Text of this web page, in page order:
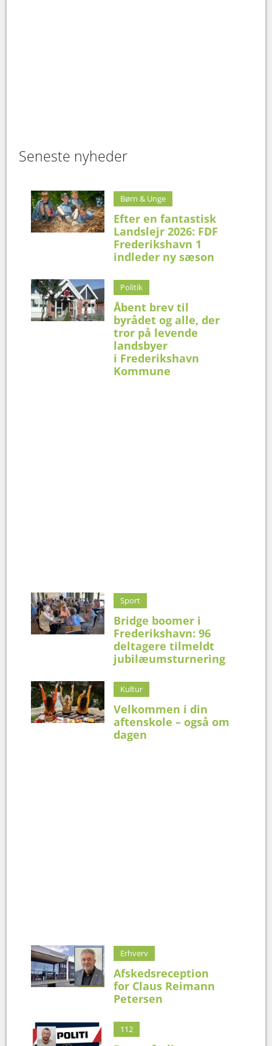
Seneste nyheder
Børn & Unge
Efter en fantastisk
Landslejr 2026: FDF
Frederikshavn 1
indleder ny sæson
Politik
Åbent brev til
byrådet og alle, der
tror på levende
landsbyer
i Frederikshavn
Kommune
Sport
Bridge boomer i
Frederikshavn: 96
deltagere tilmeldt
jubilæumsturnering
Kultur
Velkommen i din
aftenskole – også om
dagen
Erhverv
Afskedsreception
for Claus Reimann
Petersen
112